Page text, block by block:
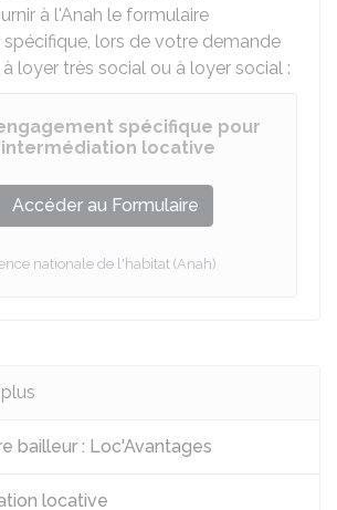
à l'Anah le formulaire
lors de votre demande
loyer très social ou à loyer social :
spécifique pour
locative
Accéder au Formulaire
nationale de l'habitat (Anah)
bailleur : Loc'Avantages
locative